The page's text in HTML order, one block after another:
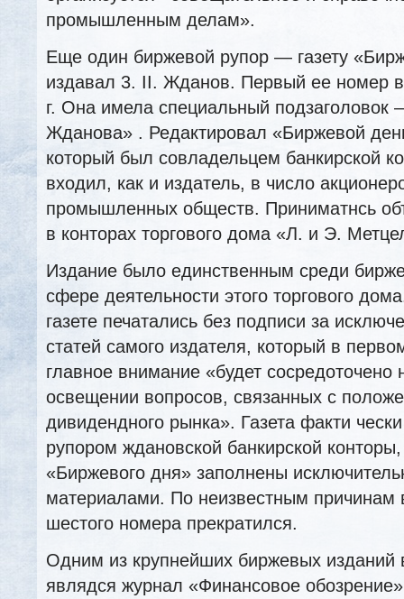
промышленным делам».
Еще один биржевой рупор — газету
издавал 3. II. Жданов. Первый ее номер
г. Она имела специальный подзаголовок
Жданова» . Редактировал «Биржевой
который был совладельцем банкирской
входил, как и издатель, в число
промышленных обществ. Приниматнсь
в конторах торгового дома «Л. и Э.
Издание было единственным среди
сфере деятельности этого торгового
газете печатались без подписи за
статей самого издателя, который в
главное внимание «будет сосредоточено
освещении вопросов, связанных с
дивидендного рынка». Газета факти
рупором ждановской банкирской
«Биржевого дня» заполнены
материалами. По неизвестным причинам
шестого номера прекратился.
Одним из крупнейших биржевых изданий
являдся журнал «Финансовое